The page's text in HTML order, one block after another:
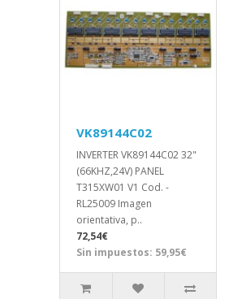
VK89144C02
INVERTER VK89144C02 32"
(66KHZ,24V) PANEL
T315XW01 V1 Cod. -
RL25009 Imagen
orientativa, p..
72,54€
Sin impuestos: 59,95€